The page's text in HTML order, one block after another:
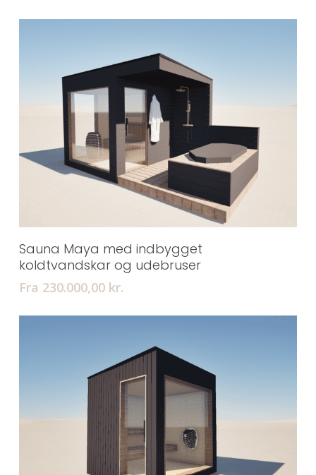
Tilføj Til Kurv
Sauna Maya med indbygget
koldtvandskar og udebruser
Fra 230.000,00 kr.